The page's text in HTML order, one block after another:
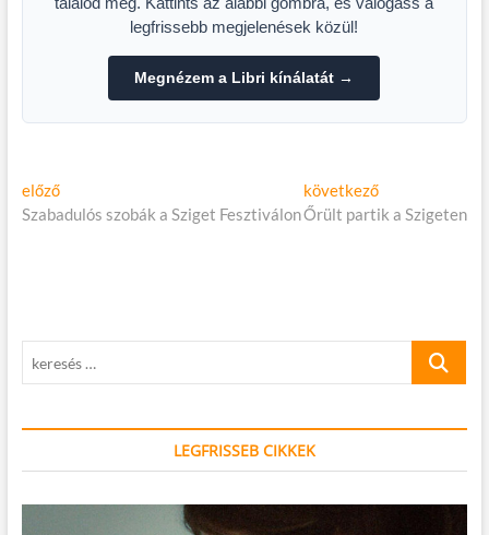
legfrissebb megjelenések közül!
Megnézem a Libri kínálatát →
Bejegyzés
navigáció
előzőElőző
cikk:
Szabadulós szobák a Sziget Fesztiválon
következőKövetkező
cikk:
Őrült partik a Szigeten
keresés
LEGFRISSEB CIKKEK